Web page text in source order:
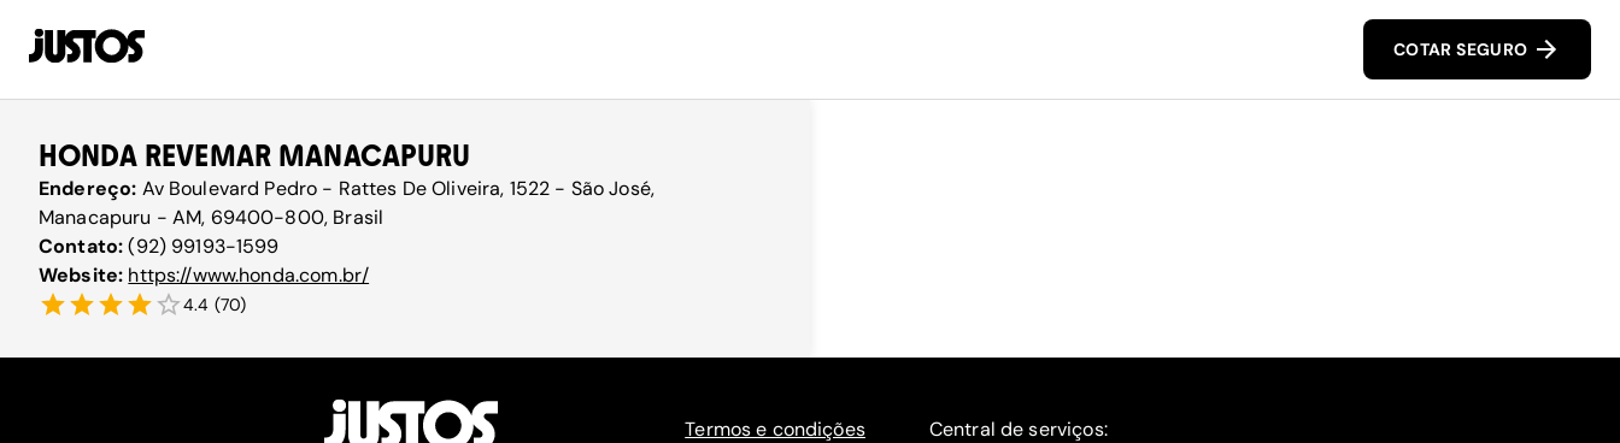
COTAR SEGURO
HONDA REVEMAR MANACAPURU
Endereço: Av Boulevard Pedro - Rattes De Oliveira, 1522 - São José,
Manacapuru - AM, 69400-800, Brasil
Contato:(92) 99193-1599
Website: https://www.honda.com.br/
4.4 (70)
Termos e condições
Central de serviços: